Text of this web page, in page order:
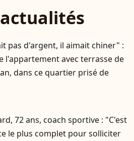
pas d'argent, il aimait chiner" :
l'appartement avec terrasse de
dans ce quartier prisé de
72 ans, coach sportive : "C'est
le plus complet pour solliciter